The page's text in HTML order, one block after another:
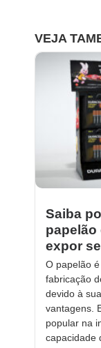
VEJA
Saiba
papelão
expor
O papelão
fabricação
devido à
vantagens.
popular na
capacidade